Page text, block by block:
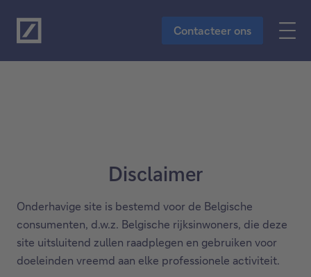
Naar de hoofdinhoud
Contacteer ons
Disclaimer
Onderhavige site is bestemd voor de Belgische
consumenten, d.w.z. Belgische rijksinwoners, die deze
site uitsluitend zullen raadplegen en gebruiken voor
doeleinden vreemd aan elke professionele activiteit.